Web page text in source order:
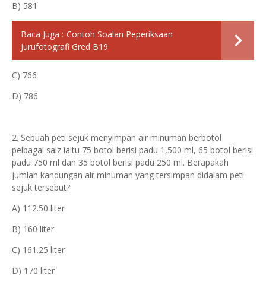
B) 581
Baca Juga : Contoh Soalan Peperiksaan
Jurufotografi Gred B19
C) 766
D) 786
2. Sebuah peti sejuk menyimpan air minuman berbotol
pelbagai saiz iaitu 75 botol berisi padu 1,500 ml, 65 botol berisi
padu 750 ml dan 35 botol berisi padu 250 ml. Berapakah
jumlah kandungan air minuman yang tersimpan didalam peti
sejuk tersebut?
A) 112.50 liter
B) 160 liter
C) 161.25 liter
D) 170 liter